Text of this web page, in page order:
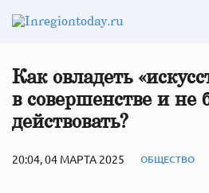
Как овладеть
в совершенстве и не
действовать?
20:04, 04 МАРТА 2025 ОБЩЕСТВО